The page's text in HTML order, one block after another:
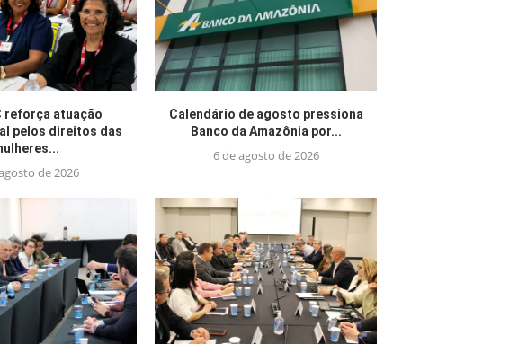
reforça atuação
pelos direitos das
de 2026
Calendário de agosto pressiona
Banco da Amazônia por...
6 de agosto de 2026